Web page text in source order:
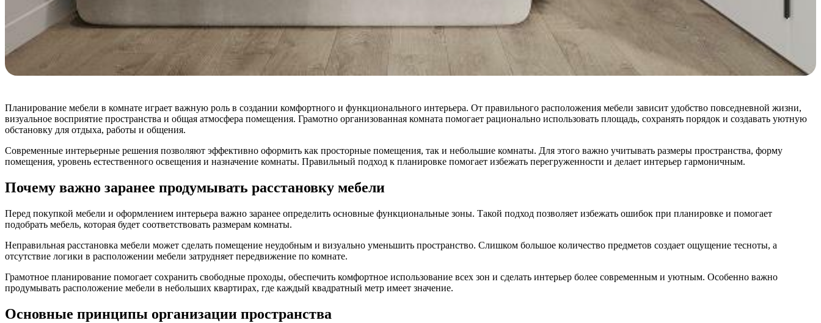
Планирование мебели в комнате играет важную роль в создании комфортного и функционального интерьера. От правильного расположения мебели зависит удобство повседневной жизни,
визуальное восприятие пространства и общая атмосфера помещения. Грамотно организованная комната помогает рационально использовать площадь, сохранять порядок и создавать уютную
обстановку для отдыха, работы и общения.
Современные интерьерные решения позволяют эффективно оформить как просторные помещения, так и небольшие комнаты. Для этого важно учитывать размеры пространства, форму
помещения, уровень естественного освещения и назначение комнаты. Правильный подход к планировке помогает избежать перегруженности и делает интерьер гармоничным.
Почему важно заранее продумывать расстановку мебели
Перед покупкой мебели и оформлением интерьера важно заранее определить основные функциональные зоны. Такой подход позволяет избежать ошибок при планировке и помогает
подобрать мебель, которая будет соответствовать размерам комнаты.
Неправильная расстановка мебели может сделать помещение неудобным и визуально уменьшить пространство. Слишком большое количество предметов создает ощущение тесноты, а
отсутствие логики в расположении мебели затрудняет передвижение по комнате.
Грамотное планирование помогает сохранить свободные проходы, обеспечить комфортное использование всех зон и сделать интерьер более современным и уютным. Особенно важно
продумывать расположение мебели в небольших квартирах, где каждый квадратный метр имеет значение.
Основные принципы организации пространства